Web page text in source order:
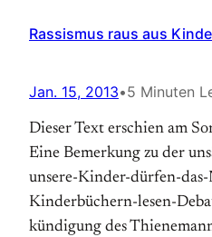
Rassismus raus aus
Jan. 15, 2013•5 Minuten
Dieser Text erschien am
Eine Be­mer­kung zu der
unsere-Kinder-dürfen-
Kinderbüchern-lesen-
kündi­gung des